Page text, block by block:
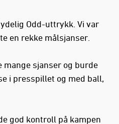
Odd-uttrykk. Vi var
en rekke målsjanser.
mange sjanser og burde
i presspillet og med ball,
god kontroll på kampen